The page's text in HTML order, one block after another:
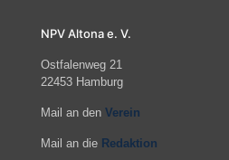
NPV Altona e. V.
Ostfalenweg 21
22453 Hamburg
Mail an den Verein
Mail an die Redaktion